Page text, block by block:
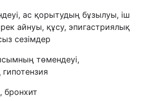
ас қорытудың бұзылуы, іш
айнуы, құсу, эпигастриялық
сезімдер
төмендеуі,
бронхит